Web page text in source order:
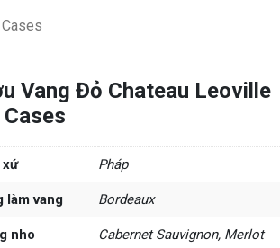
Vang Đỏ Chateau Leoville
xứ Pháp
làm vang Bordeaux
nho Cabernet Sauvignon, Merlot